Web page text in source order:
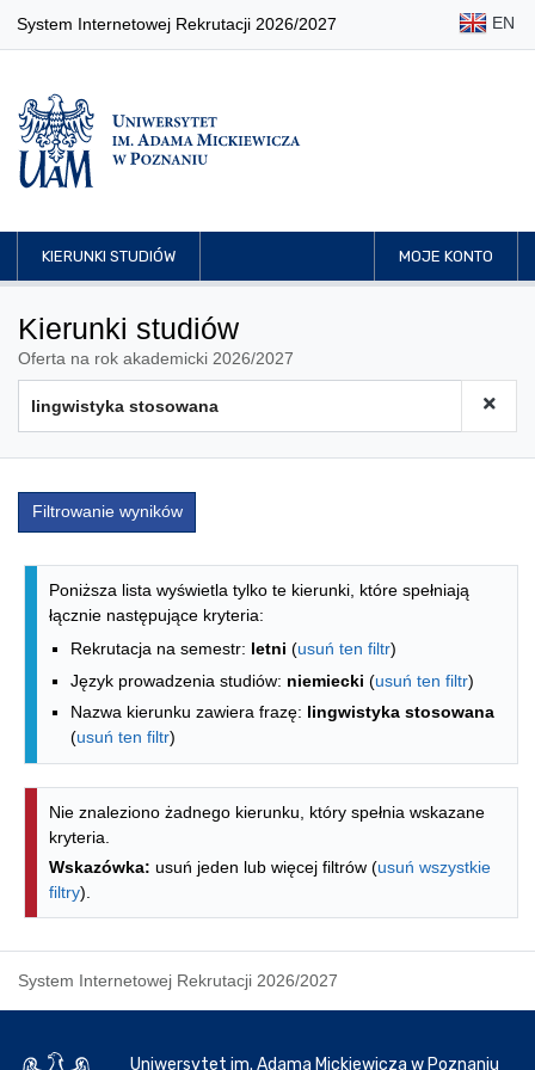
System Internetowej Rekrutacji 2026/2027 EN
KIERUNKI STUDIÓW MOJE KONTO
Kierunki studiów
Oferta na rok akademicki 2026/2027
Filtrowanie wyników
Lista kierunków - indeks alfabetyczny
Poniższa lista wyświetla tylko te kierunki, które spełniają
łącznie następujące kryteria:
Rekrutacja na semestr: letni (usuń ten filtr)
Język prowadzenia studiów: niemiecki (usuń ten filtr)
Nazwa kierunku zawiera frazę: lingwistyka stosowana
(usuń ten filtr)
Nie znaleziono żadnego kierunku, który spełnia wskazane
kryteria.
Wskazówka: usuń jeden lub więcej filtrów (usuń wszystkie
filtry).
System Internetowej Rekrutacji 2026/2027
Uniwersytet im. Adama Mickiewicza w Poznaniu